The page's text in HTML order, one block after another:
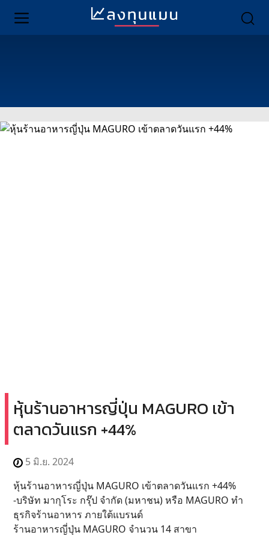
หุ้นร้านอาหารญี่ปุ่น MAGURO เข้า
ตลาดวันแรก +44%
5 มิ.ย. 2024
หุ้นร้านอาหารญี่ปุ่น MAGURO เข้าตลาดวันแรก +44%
-บริษัท มากุโระ กรุ๊ป จำกัด (มหาชน) หรือ MAGURO ทำ
ธุรกิจร้านอาหาร ภายใต้แบรนด์
ร้านอาหารญี่ปุ่น MAGURO จำนวน 14 สาขา